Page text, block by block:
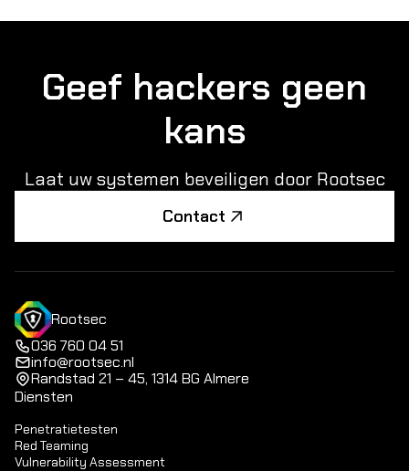
Geef hackers geen
kans
Laat uw systemen beveiligen door Rootsec
Contact
Rootsec
036 760 04 51
info@rootsec.nl
Randstad 21 – 45, 1314 BG Almere
Diensten
Penetratietesten
Red Teaming
Vulnerability Assessment